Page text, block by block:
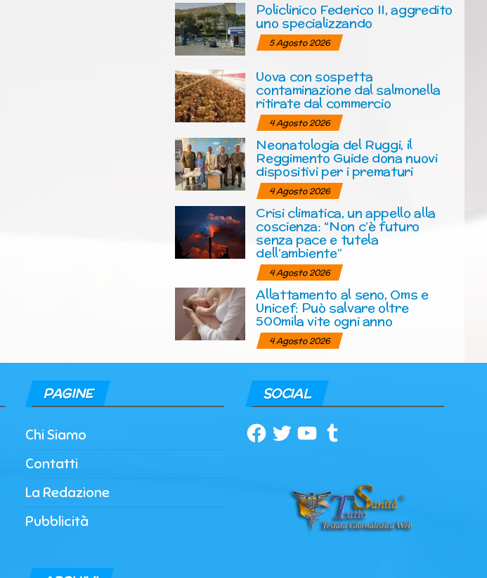
Policlinico Federico II, aggredito
uno specializzando
5 Agosto 2026
Uova con sospetta
contaminazione dal salmonella
ritirate dal commercio
4 Agosto 2026
Neonatologia del Ruggi, il
Reggimento Guide dona nuovi
dispositivi per i prematuri
4 Agosto 2026
Crisi climatica, un appello alla
coscienza: “Non c’è futuro
senza pace e tutela
dell’ambiente”
4 Agosto 2026
Allattamento al seno, Oms e
Unicef: Può salvare oltre
500mila vite ogni anno
4 Agosto 2026
PAGINE
Chi Siamo
Contatti
La Redazione
Pubblicità
SOCIAL
Facebook
TwitterYouTubeTumblr